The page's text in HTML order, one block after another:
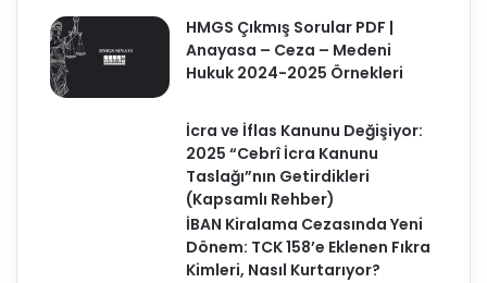
HMGS Çıkmış Sorular PDF |
Anayasa – Ceza – Medeni
Hukuk 2024-2025 Örnekleri
İcra ve İflas Kanunu Değişiyor:
2025 “Cebrî İcra Kanunu
Taslağı”nın Getirdikleri
(Kapsamlı Rehber)
İBAN Kiralama Cezasında Yeni
Dönem: TCK 158’e Eklenen Fıkra
Kimleri, Nasıl Kurtarıyor?